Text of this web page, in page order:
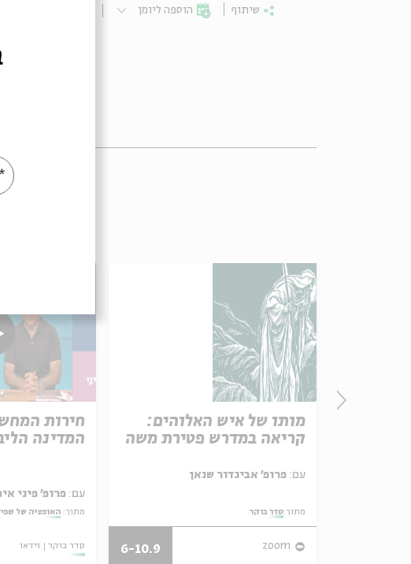
שיתוף הוספה ליומן
חירות
המדינה
עם: פרופ' פיני
מתוך: האופציה של
סדר בוקר וידאו
מותו של איש האלוהים:
קריאה במדרש פטירת משה
עם:
מתוך:סדר בוקר
zoom
6-10.9